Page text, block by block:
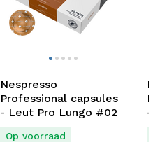
Nespresso
Professional capsules
- Leut Pro Lungo #02
Op voorraad